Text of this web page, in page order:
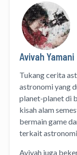
Avivah Yamani
Tukang cerita
astronomiyang
planet-planet di
kisah alam
bermain game
terkait
Avivah juga